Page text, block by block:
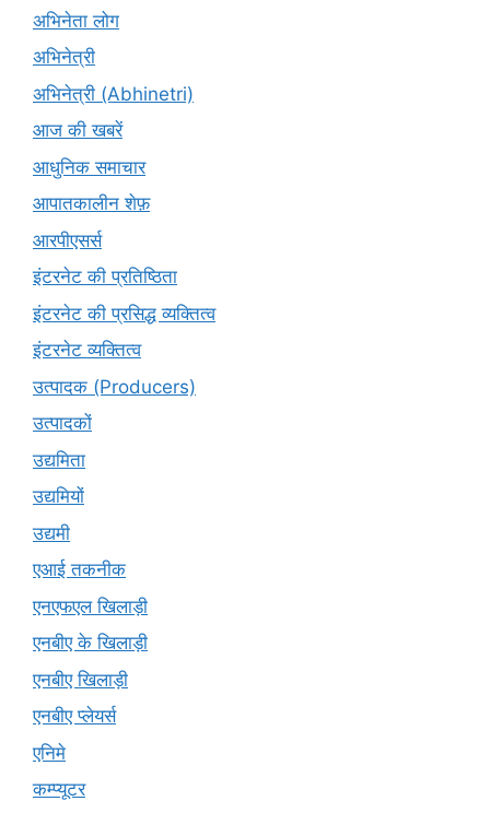
अभिनेता लोग
अभिनेत्री
अभिनेत्री (Abhinetri)
आज की खबरें
आधुनिक समाचार
आपातकालीन शेफ़
आरपीएसर्स
इंटरनेट की प्रतिष्ठिता
इंटरनेट की प्रसिद्ध व्यक्तित्व
इंटरनेट व्यक्तित्व
उत्पादक (Producers)
उत्पादकों
उद्यमिता
उद्यमियों
उद्यमी
एआई तकनीक
एनएफएल खिलाड़ी
एनबीए के खिलाड़ी
एनबीए खिलाड़ी
एनबीए प्लेयर्स
एनिमे
कम्प्यूटर